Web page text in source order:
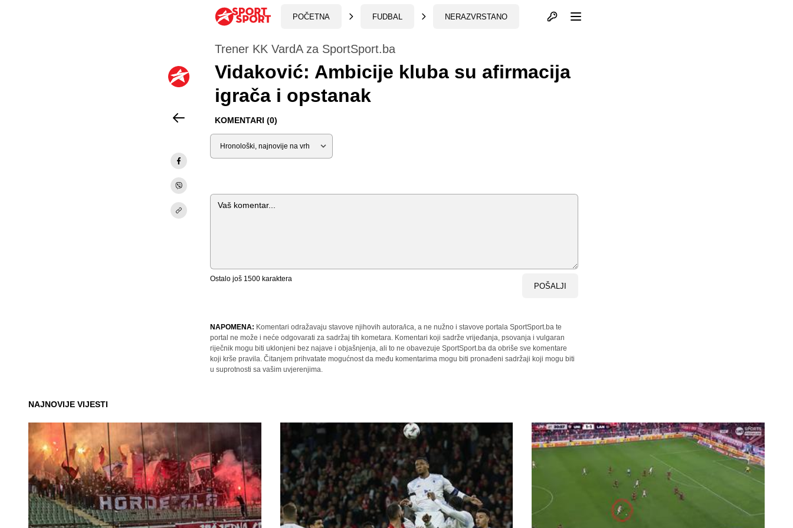
POČETNA FUDBAL NERAZVRSTANO Otvori profil
Trener KK VardA za SportSport.ba
Vidaković: Ambicije kluba su afirmacija
igrača i opstanak
KOMENTARI (0)
Sortiraj
Komentar
Ostalo još 1500 karaktera
POŠALJI
NAPOMENA: Komentari odražavaju stavove njihovih autora/ica, a ne nužno i stavove portala SportSport.ba te
portal ne može i neće odgovarati za sadržaj tih kometara. Komentari koji sadrže vrijeđanja, psovanja i vulgaran
riječnik mogu biti uklonjeni bez najave i objašnjenja, ali to ne obavezuje SportSport.ba da obriše sve komentare
koji krše pravila. Čitanjem prihvatate mogućnost da među komentarima mogu biti pronađeni sadržaji koji mogu biti
u suprotnosti sa vašim uvjerenjima.
NAJNOVIJE VIJESTI